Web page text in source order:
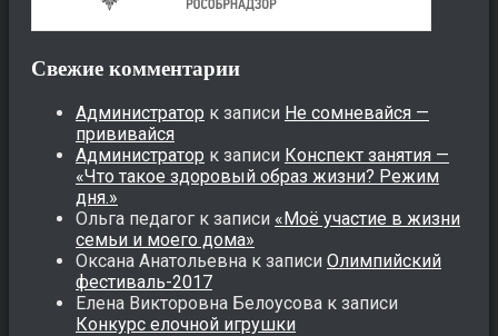
Свежие комментарии
Администратор к записи Не сомневайся —
прививайся
Администратор к записи Конспект занятия —
«Что такое здоровый образ жизни? Режим
дня.»
Ольга педагог к записи «Моё участие в жизни
семьи и моего дома»
Оксана Анатольевна к записи Олимпийский
фестиваль-2017
Елена Викторовна Белоусова к записи
Конкурс елочной игрушки